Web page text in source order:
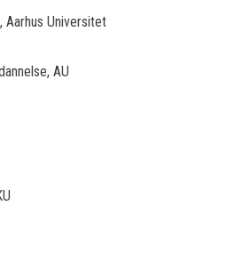
Aarhus Universitet
AU